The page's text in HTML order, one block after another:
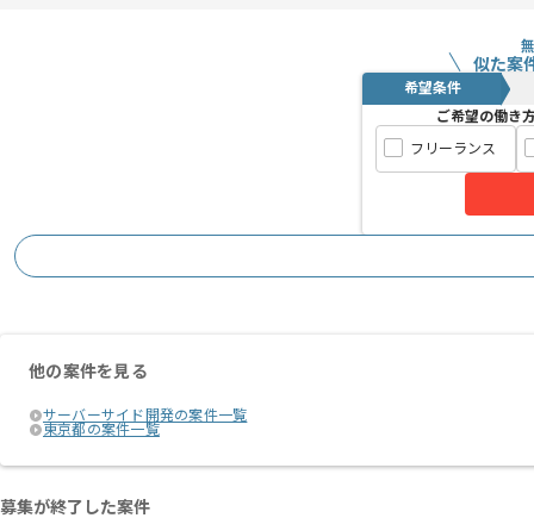
似た案
希望条件
ご希望の働き
フリーランス
他の案件を見る
サーバーサイド開発の案件一覧
東京都の案件一覧
募集が終了した案件